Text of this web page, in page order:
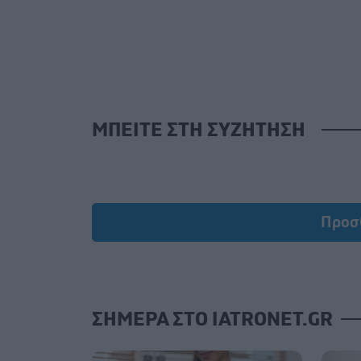
ΜΠΕΙΤΕ ΣΤΗ ΣΥΖΗΤΗΣΗ
ΣΗΜΕΡΑ ΣΤΟ IATRONET.GR